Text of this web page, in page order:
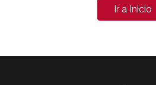
Ir a Inicio